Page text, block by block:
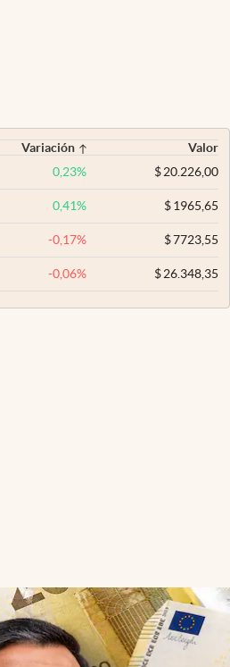
Variación
Valor
0,23% $20.226,00
0,41% $1965,65
-0,17% $7723,55
-0,06% $26.348,35